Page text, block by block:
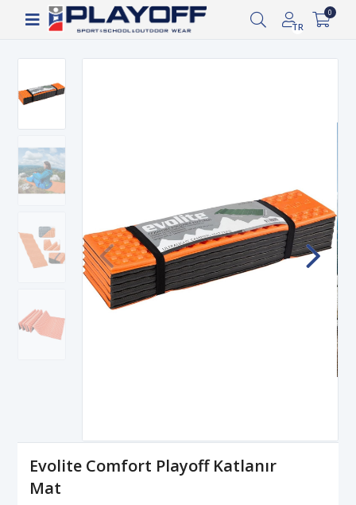
Siparişin 2-8 iş günü arasında kargoya verilecektir.
TR
0
Evolite Comfort Playoff Katlanır
Mat